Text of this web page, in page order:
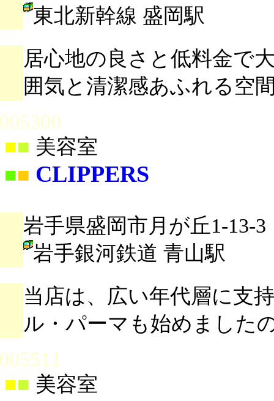
東北新幹線 盛岡駅
居心地の良さと低料金で
囲気と清潔感あふれる空
■ 美容室
■■ CLIPPERS
岩手県盛岡市月が丘1-13-3
岩手銀河鉄道 青山駅
当店は、広い年代層に支
ル・パーマも始めました
■ 美容室